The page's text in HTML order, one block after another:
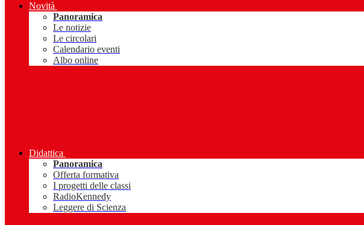
Novità
Panoramica
Le notizie
Le circolari
Calendario eventi
Albo online
Didattica
Panoramica
Offerta formativa
I progetti delle classi
RadioKennedy
Leggere di Scienza